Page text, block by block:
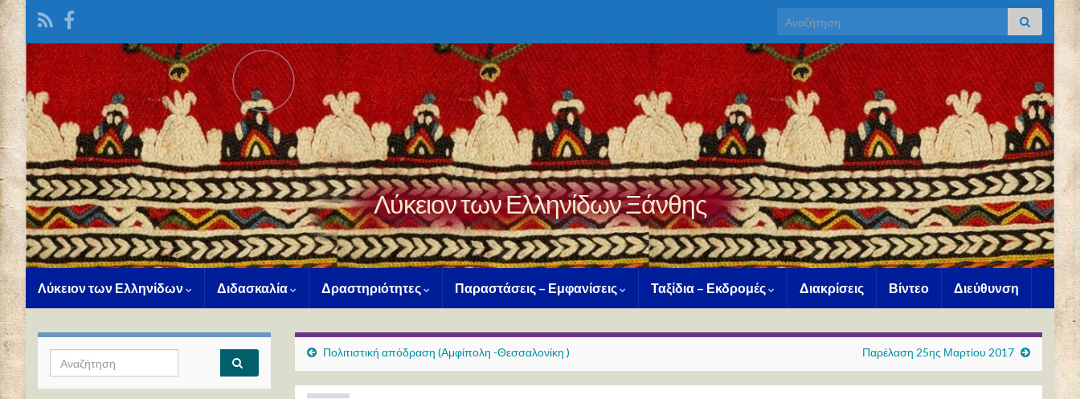
Search for:
Λύκειον των Ελληνίδων Ξάνθης
Λύκειον των Ελληνίδων Διδασκαλία Δραστηριότητες Παραστάσεις – Εμφανίσεις Ταξίδια – Εκδρομές Διακρίσεις Βίντεο Διεύθυνση
Πολιτιστική απόδραση (Αμφίπολη -Θεσσαλονίκη ) Παρέλαση 25ης Μαρτίου 2017
Search for: